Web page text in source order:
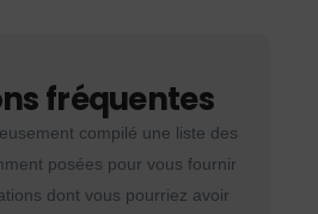
fréquentes
compilé une liste des
posées pour vous fournir
dont vous pourriez avoir